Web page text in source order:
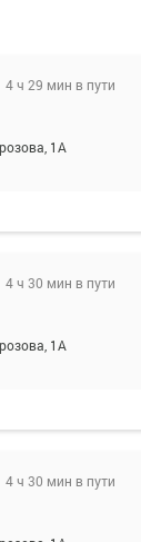
4 ч 29 мин в пути
1А
4 ч 30 мин в пути
1А
4 ч 30 мин в пути